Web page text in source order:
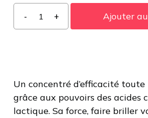
Ajouter
Un concentré d’efficacité
grâce aux pouvoirs des acides
lactique. Sa force, faire briller